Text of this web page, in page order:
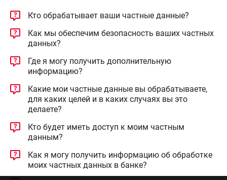
Кто обрабатывает ваши частные данные?
Как мы обеспечим безопасность ваших частных
данных?
Где я могу получить дополнительную
информацию?
Какие мои частные данные вы обрабатываете,
для каких целей и в каких случаях вы это
делаете?
Кто будет иметь доступ к моим частным
данным?
Как я могу получить информацию об обработке
моих частных данных в банке?